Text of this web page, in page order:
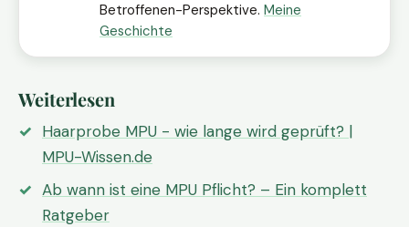
Betroffenen-Perspektive. Meine
Geschichte
Weiterlesen
Haarprobe MPU - wie lange wird geprüft? |
MPU-Wissen.de
Ab wann ist eine MPU Pflicht? – Ein komplett
Ratgeber